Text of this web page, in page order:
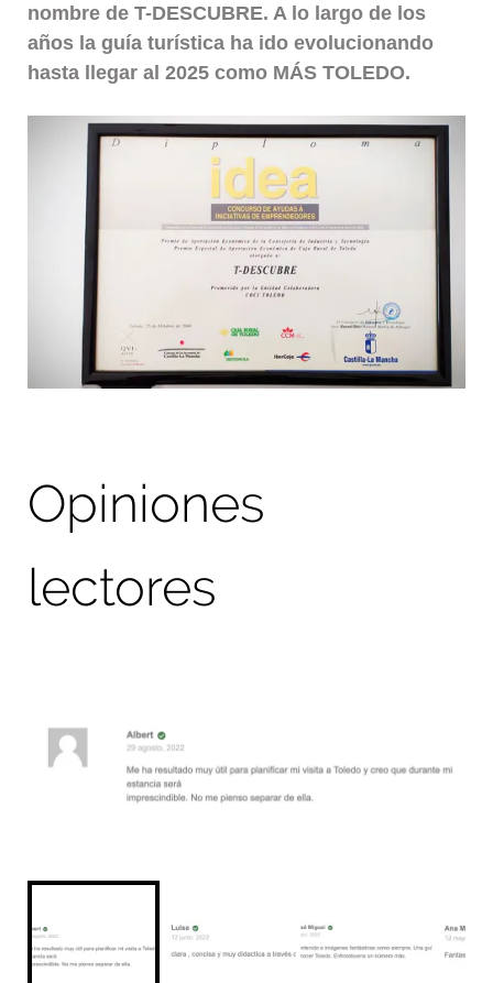
nombre de T-DESCUBRE. A lo largo de los
años la guía turística ha ido evolucionando
hasta llegar al 2025 como MÁS TOLEDO.
Opiniones
lectores